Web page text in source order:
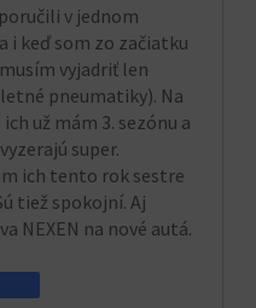
v jednom
i keď som zo začiatku
vyjadriť len
pneumatiky). Na
už mám 3. sezónu a
super.
ich tento rok sestre
tiež spokojní. Aj
NEXEN na nové autá.